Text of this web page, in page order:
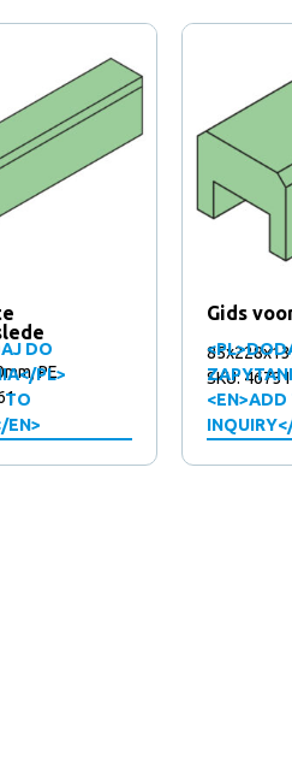
PE
DO
PL>
TO
EN>
Gids
<EN>ADD
SKU: